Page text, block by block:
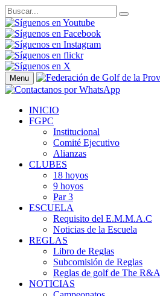
Menu
INICIO
FGPC
Institucional
Comité Ejecutivo
Alianzas
CLUBES
18 hoyos
9 hoyos
Par 3
ESCUELA
Requisito del E.M.M.A.C
Noticias de la Escuela
REGLAS
Libro de Reglas
Subcomisión de Reglas
Reglas de golf de The R&A
NOTICIAS